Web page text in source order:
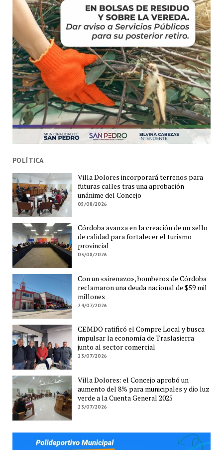
POLÍTICA
Villa Dolores incorporará terrenos para
futuras calles tras una aprobación
unánime del Concejo
05/08/2026
Córdoba avanza en la creación de un sello
de calidad para fortalecer el turismo
provincial
03/08/2026
Con un «sirenazo», bomberos de Córdoba
reclamaron una deuda nacional de $59 mil
millones
24/07/2026
CEMDO ratificó el Compre Local y busca
impulsar la economía de Traslasierra
junto al sector comercial
23/07/2026
Villa Dolores: el Concejo aprobó un
aumento del 8% para municipales y dio luz
verde a la Cuenta General 2025
23/07/2026